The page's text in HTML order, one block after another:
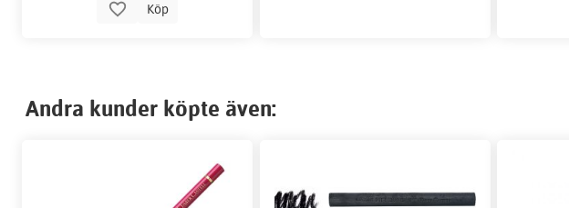
Köp
Andra kunder köpte även: